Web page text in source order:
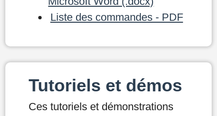
Liste des commandes - PDF
Tutoriels et démos
Ces tutoriels et démonstrations